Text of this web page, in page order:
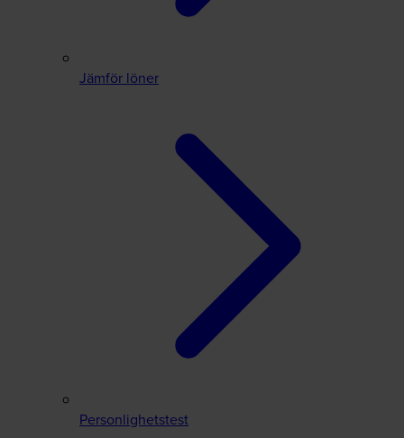
Jämför löner
Personlighetstest